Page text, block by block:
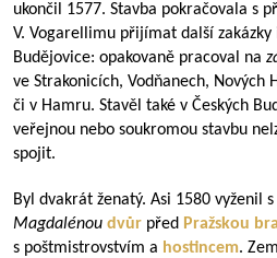
ukončil 1577. Stavba pokračovala s
V. Vogarellimu přijímat další zakázky
Budějovice: opakovaně pracoval na
ve Strakonicích, Vodňanech, Nových
či v Hamru. Stavěl také v Českých
veřejnou nebo soukromou stavbu
spojit.
Byl dvakrát ženatý. Asi 1580 vyženil
Magdalénou dvůr před Pražskou
s poštmistrovstvím a hostincem.